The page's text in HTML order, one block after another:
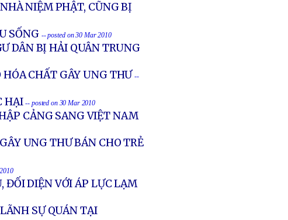
NIỆM PHẬT, CŨNG BỊ
SỐNG -- posted on 30 Mar 2010
DÂN BỊ HẢI QUÂN TRUNG
CHẤT GÂY UNG THƯ --
HẠI -- posted on 30 Mar 2010
CẢNG SANG VIỆT NAM
UNG THƯ BÁN CHO TRẺ
ĐỐI DIỆN VỚI ÁP LỰC LẠM
SỰ QUÁN TẠI